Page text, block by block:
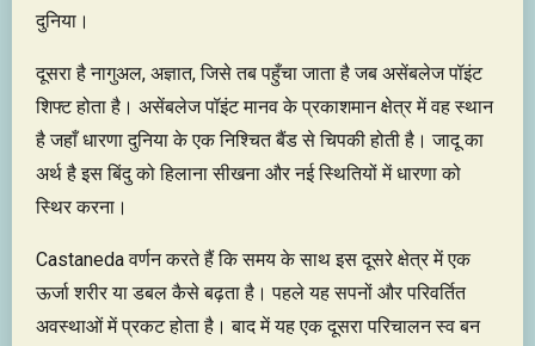
दुनिया।
दूसरा है नागुअल, अज्ञात, जिसे तब पहुँचा जाता है जब असेंबलेज पॉइंट
शिफ्ट होता है। असेंबलेज पॉइंट मानव के प्रकाशमान क्षेत्र में वह स्थान
है जहाँ धारणा दुनिया के एक निश्चित बैंड से चिपकी होती है। जादू का
अर्थ है इस बिंदु को हिलाना सीखना और नई स्थितियों में धारणा को
स्थिर करना।
Castaneda वर्णन करते हैं कि समय के साथ इस दूसरे क्षेत्र में एक
ऊर्जा शरीर या डबल कैसे बढ़ता है। पहले यह सपनों और परिवर्तित
अवस्थाओं में प्रकट होता है। बाद में यह एक दूसरा परिचालन स्व बन